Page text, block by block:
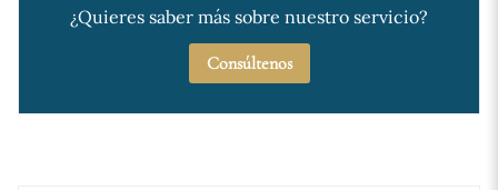
¿Quieres saber más sobre nuestro servicio?
Consúltenos